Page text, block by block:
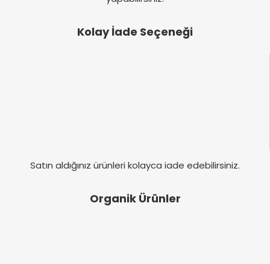
Kolay İade Seçeneği
Satın aldığınız ürünleri kolayca iade edebilirsiniz.
Organik Ürünler